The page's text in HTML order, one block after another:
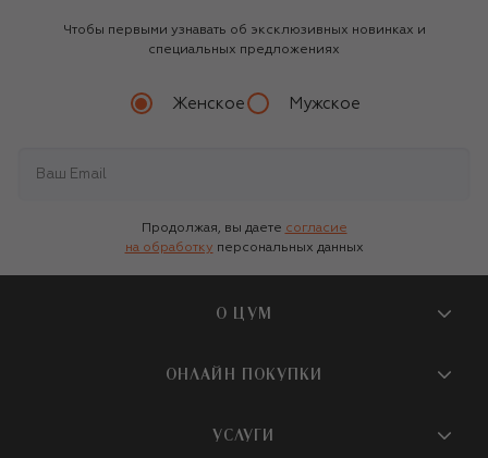
Чтобы первыми узнавать об эксклюзивных новинках и
специальных предложениях
Женское Мужское
Продолжая, вы даете согласие
на обработку персональных данных
О ЦУМ
О магазине
Бутики и ПВЗ ЦУМ
ОНЛАЙН ПОКУПКИ
УСЛУГИ